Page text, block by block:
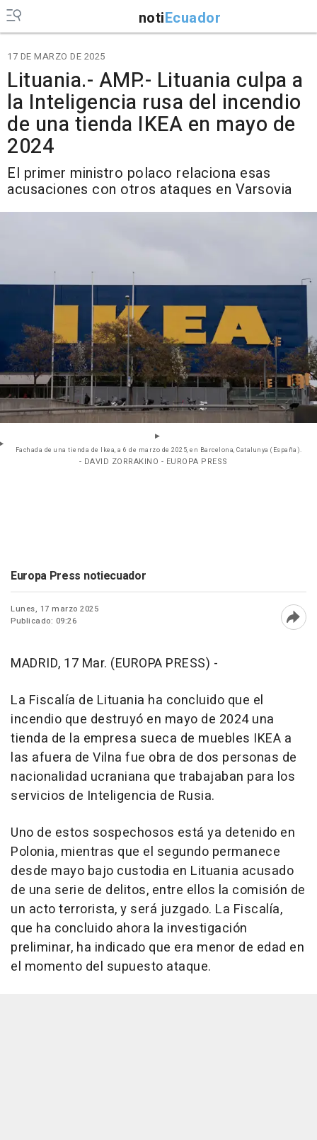
notiEcuador
17 DE MARZO DE 2025
Lituania.- AMP.- Lituania culpa a
la Inteligencia rusa del incendio
de una tienda IKEA en mayo de
2024
El primer ministro polaco relaciona esas
acusaciones con otros ataques en Varsovia
Fachada de una tienda de Ikea, a 6 de marzo de 2025, en Barcelona, Catalunya (España).
- DAVID ZORRAKINO - EUROPA PRESS
Europa Press notiecuador
Lunes, 17 marzo 2025
Publicado: 09:26
MADRID, 17 Mar. (EUROPA PRESS) -
La Fiscalía de Lituania ha concluido que el
incendio que destruyó en mayo de 2024 una
tienda de la empresa sueca de muebles IKEA a
las afuera de Vilna fue obra de dos personas de
nacionalidad ucraniana que trabajaban para los
servicios de Inteligencia de Rusia.
Uno de estos sospechosos está ya detenido en
Polonia, mientras que el segundo permanece
desde mayo bajo custodia en Lituania acusado
de una serie de delitos, entre ellos la comisión de
un acto terrorista, y será juzgado. La Fiscalía,
que ha concluido ahora la investigación
preliminar, ha indicado que era menor de edad en
el momento del supuesto ataque.